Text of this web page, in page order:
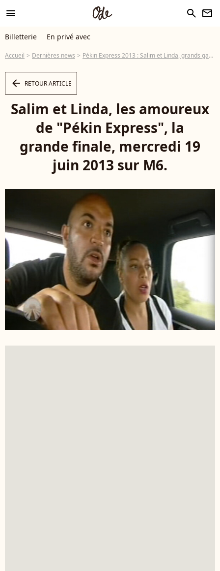
menu search newsletter
Billetterie En privé avec
Accueil Dernières news Pékin Express 2013 : Salim et Linda, grands gagnants de l'aventure !
arrow_left RETOUR ARTICLE
Salim et Linda, les amoureux
de "Pékin Express", la
grande finale, mercredi 19
juin 2013 sur M6.